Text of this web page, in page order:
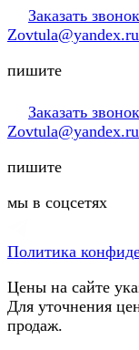
Заказать звонок
Zovtula@yandex.ru
пишите
Заказать звонок
Zovtula@yandex.ru
пишите
мы в соцсетях
Политика
Цены на сайте
Для уточнения
продаж.